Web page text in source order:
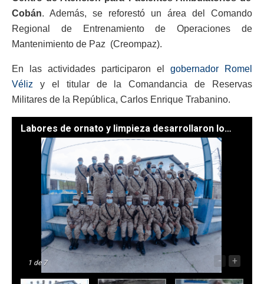
Cobán. Además, se reforestó un área del Comando
Regional de Entrenamiento de Operaciones de
Mantenimiento de Paz (Creompaz).
En las actividades participaron el gobernador Romel
Véliz y el titular de la Comandancia de Reservas
Militares de la República, Carlos Enrique Trabanino.
Labores de ornato y limpieza desarrollaron los reservistas. /Fotos: Luis López
1 de 7 - +